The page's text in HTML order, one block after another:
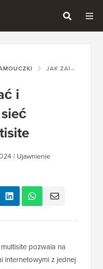
JAK ZAINSTALOWAĆ I SKONFIGUROWAĆ SIEĆ WORDPRESS MULTISITE
i
| Ujawnienie
pozwala na
internetowymi z jednej